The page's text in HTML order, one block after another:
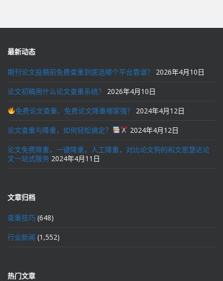
航
最新动态
期刊论文投稿前免费查重到底选哪个平台靠谱？ 2026年4月10日
论文初稿用什么论文查重系统？ 2026年4月10日
免费论文查重、免费论文降重哪家强？ 2024年4月12日
论文查重与降重，如何轻松搞定？ 2024年4月12日
论文免费降重，一键降重，人工降重，对比论文狗的和文思慧达论
文一站式服务 2024年4月11日
文章归档
查重技巧 (648)
行业新闻 (1,552)
热门文章